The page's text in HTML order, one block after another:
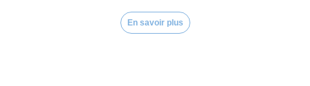
En savoir plus